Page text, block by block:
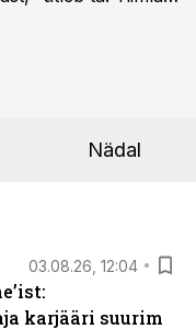
Nädal
03.08.26, 12:04
karjääri suurim